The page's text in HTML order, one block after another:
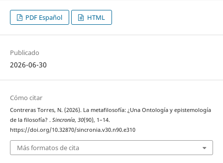
PDF Español HTML
Publicado
2026-06-30
Cómo citar
Contreras Torres, N. (2026). La metafilosofía: ¿Una Ontología y epistemología
de la filosofía? . Sincronía, 30(90), 1–14.
https://doi.org/10.32870/sincronia.v30.n90.e310
Más formatos de cita